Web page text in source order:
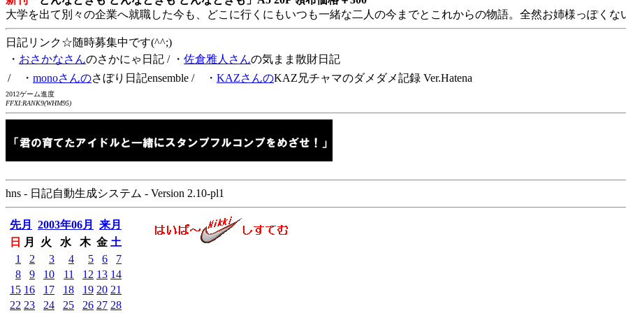
大学を出て別々の企業へ就職した今も、どこに行くにもいつも一緒な二人の今までとこれからの物語。全然お姉様っぽくな
日記リンク☆随時募集中です(^^;)
・ おさかなさんのさかにゃ日記 / ・ 佐倉雅人さんの気まま散財日記
/ ・ monoさんのさぼり日記ensemble / ・ KAZさんのKAZ兄チャマのダメダメ記録 Ver.Hatena
2012ゲーム進度
FFXI:RANK9(WHM95)
hns - 日記自動生成システム - Version 2.10-pl1
先月 2003年06月
来月
日
月 火 水 木 金 土
1
2 3 4 5 6
7
8
9 10 11 12 13 14
15 16 17 18 19 20 21
22 23 24 25 26 27 28